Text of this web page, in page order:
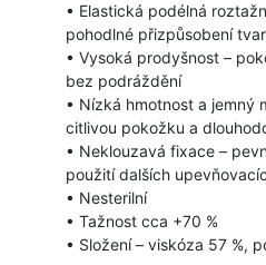
• Elastická podélná
pohodlné přizpůsobení
• Vysoká prodyšnost –
bez podráždění
• Nízká hmotnost a jemný
citlivou pokožku a
• Neklouzavá fixace –
použití dalších
• Nesterilní
• Tažnost cca +70 %
• Složení – viskóza 57 %,